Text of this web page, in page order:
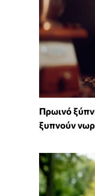
Πρωινό
ξυπνούν